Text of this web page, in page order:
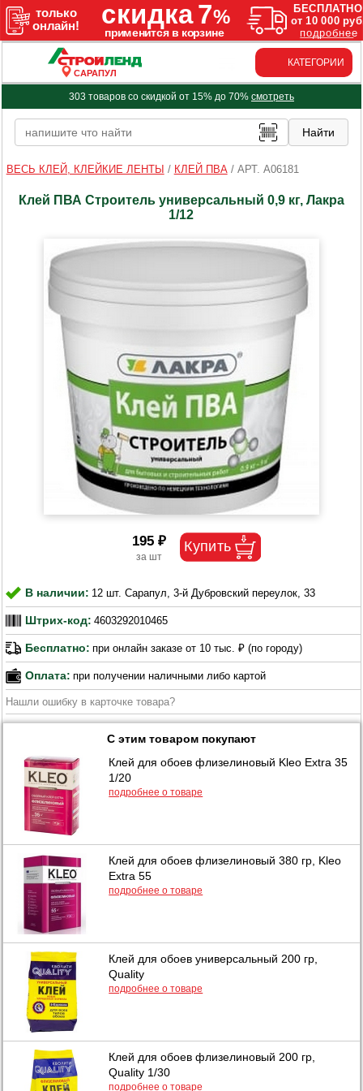
САРАПУЛ
КАТЕГОРИИ
303 товаров со скидкой от 15% до 70% смотреть
ВЕСЬ КЛЕЙ, КЛЕЙКИЕ ЛЕНТЫ / КЛЕЙ ПВА/ АРТ. A06181
Клей ПВА Строитель универсальный 0,9 кг, Лакра
1/12
195 ₽
В наличии: 12 шт. Сарапул, 3-й Дубровский переулок, 33
Штрих-код: 4603292010465
Бесплатно: при онлайн заказе от 10 тыс. ₽ (по городу)
Оплата: при получении наличными либо картой
Нашли ошибку в карточке товара?
С этим товаром покупают
Клей для обоев флизелиновый Kleo Extra 35
1/20
подробнее о товаре
Клей для обоев флизелиновый 380 гр, Kleo
Extra 55
подробнее о товаре
Клей для обоев универсальный 200 гр,
Quality
подробнее о товаре
Клей для обоев флизелиновый 200 гр,
Quality 1/30
подробнее о товаре